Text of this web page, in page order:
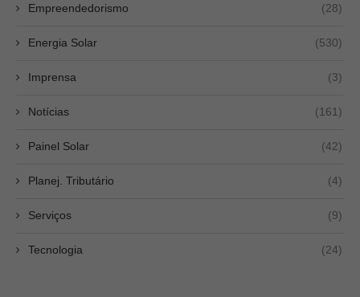
Empreendedorismo (28)
Energia Solar (530)
Imprensa (3)
Notícias (161)
Painel Solar (42)
Planej. Tributário (4)
Serviços (9)
Tecnologia (24)